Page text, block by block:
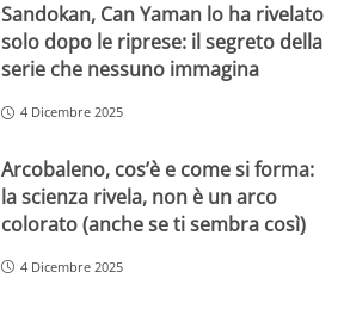
Sandokan, Can Yaman lo ha rivelato
solo dopo le riprese: il segreto della
serie che nessuno immagina
4 Dicembre 2025
Arcobaleno, cos’è e come si forma:
la scienza rivela, non è un arco
colorato (anche se ti sembra così)
4 Dicembre 2025